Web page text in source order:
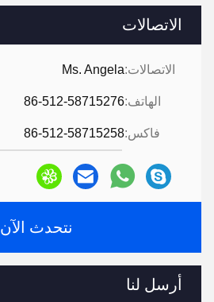
الاتصالات
الاتصالات:Ms. Angela
الهاتف:86-512-58715276
فاكس:86-512-58715258
نتحدث الآن
أرسل لنا